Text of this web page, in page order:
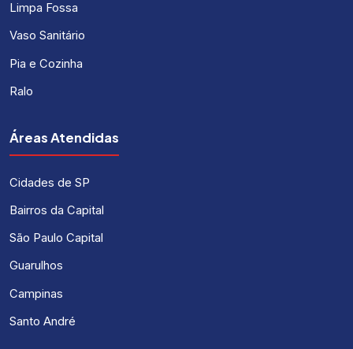
Limpa Fossa
Vaso Sanitário
Pia e Cozinha
Ralo
Áreas Atendidas
Cidades de SP
Bairros da Capital
São Paulo Capital
Guarulhos
Campinas
Santo André